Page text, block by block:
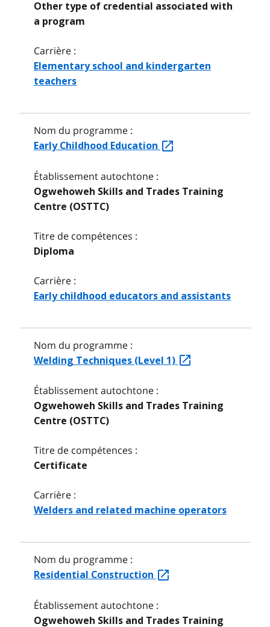
Other type of credential associated with
a program
Carrière :
Elementary school and kindergarten
teachers
Nom du programme :
Early Childhood Education
Établissement autochtone :
Ogwehoweh Skills and Trades Training
Centre (OSTTC)
Titre de compétences :
Diploma
Carrière :
Early childhood educators and assistants
Nom du programme :
Welding Techniques (Level 1)
Établissement autochtone :
Ogwehoweh Skills and Trades Training
Centre (OSTTC)
Titre de compétences :
Certificate
Carrière :
Welders and related machine operators
Nom du programme :
Residential Construction
Établissement autochtone :
Ogwehoweh Skills and Trades Training